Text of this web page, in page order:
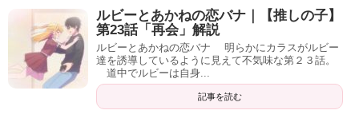
ルビーとあかねの恋バナ｜【推しの子】
第23話「再会」解説
ルビーとあかねの恋バナ 明らかにカラスがルビー
達を誘導しているように見えて不気味な第２３話。
道中でルビーは自身...
記事を読む